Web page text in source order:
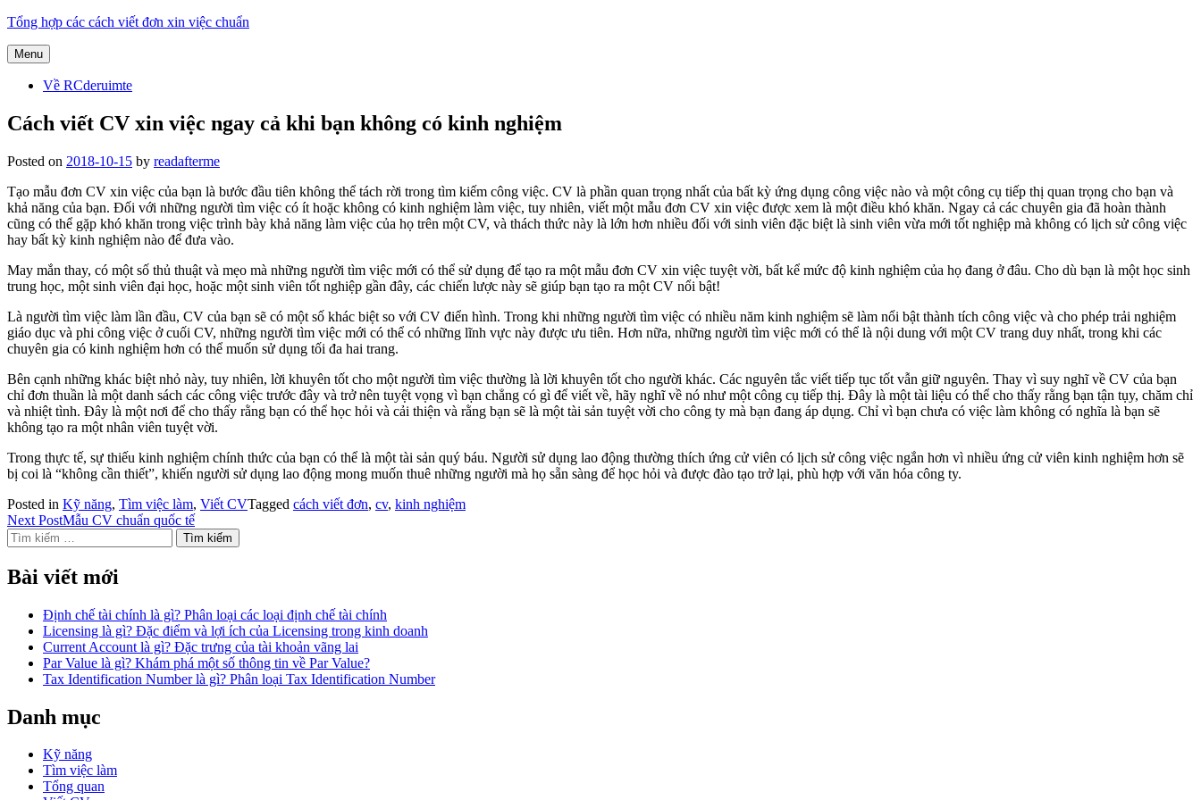
Skip
content
Tổng hợp các cách viết đơn xin việc chuẩn
Menu
Về RCderuimte
Cách viết CV xin việc ngay cả khi bạn không có kinh nghiệm
Posted on 2018-10-15 by readafterme
Tạo mẫu đơn CV xin việc của bạn là bước đầu tiên không thể tách rời trong tìm kiếm công việc. CV là phần quan trọng nhất của bất kỳ ứng dụng công việc nào và một công cụ tiếp thị quan trọng cho bạn và
khả năng của bạn. Đối với những người tìm việc có ít hoặc không có kinh nghiệm làm việc, tuy nhiên, viết một mẫu đơn CV xin việc được xem là một điều khó khăn. Ngay cả các chuyên gia đã hoàn thành
cũng có thể gặp khó khăn trong việc trình bày khả năng làm việc của họ trên một CV, và thách thức này là lớn hơn nhiều đối với sinh viên đặc biệt là sinh viên vừa mới tốt nghiệp mà không có lịch sử công việc
hay bất kỳ kinh nghiệm nào để đưa vào.
May mắn thay, có một số thủ thuật và mẹo mà những người tìm việc mới có thể sử dụng để tạo ra một mẫu đơn CV xin việc tuyệt vời, bất kể mức độ kinh nghiệm của họ đang ở đâu. Cho dù bạn là một học sinh
trung học, một sinh viên đại học, hoặc một sinh viên tốt nghiệp gần đây, các chiến lược này sẽ giúp bạn tạo ra một CV nổi bật!
Là người tìm việc làm lần đầu, CV của bạn sẽ có một số khác biệt so với CV điển hình. Trong khi những người tìm việc có nhiều năm kinh nghiệm sẽ làm nổi bật thành tích công việc và cho phép trải nghiệm
giáo dục và phi công việc ở cuối CV, những người tìm việc mới có thể có những lĩnh vực này được ưu tiên. Hơn nữa, những người tìm việc mới có thể là nội dung với một CV trang duy nhất, trong khi các
chuyên gia có kinh nghiệm hơn có thể muốn sử dụng tối đa hai trang.
Bên cạnh những khác biệt nhỏ này, tuy nhiên, lời khuyên tốt cho một người tìm việc thường là lời khuyên tốt cho người khác. Các nguyên tắc viết tiếp tục tốt vẫn giữ nguyên. Thay vì suy nghĩ về CV của bạn
chỉ đơn thuần là một danh sách các công việc trước đây và trở nên tuyệt vọng vì bạn chẳng có gì để viết về, hãy nghĩ về nó như một công cụ tiếp thị. Đây là một tài liệu có thể cho thấy rằng bạn tận tụy, chăm chỉ
và nhiệt tình. Đây là một nơi để cho thấy rằng bạn có thể học hỏi và cải thiện và rằng bạn sẽ là một tài sản tuyệt vời cho công ty mà bạn đang áp dụng. Chỉ vì bạn chưa có việc làm không có nghĩa là bạn sẽ
không tạo ra một nhân viên tuyệt vời.
Trong thực tế, sự thiếu kinh nghiệm chính thức của bạn có thể là một tài sản quý báu. Người sử dụng lao động thường thích ứng cử viên có lịch sử công việc ngắn hơn vì nhiều ứng cử viên kinh nghiệm hơn sẽ
bị coi là “không cần thiết”, khiến người sử dụng lao động mong muốn thuê những người mà họ sẵn sàng để học hỏi và được đào tạo trở lại, phù hợp với văn hóa công ty.
Posted in Kỹ năng, Tìm việc làm, Viết CVTagged cách viết đơn, cv, kinh nghiệm
Điều
hướng
bài
Next PostMẫu CV chuẩn quốc tế
Tìm
kiếm
cho:
Bài viết mới
Định chế tài chính là gì? Phân loại các loại định chế tài chính
Licensing là gì? Đặc điểm và lợi ích của Licensing trong kinh doanh
Current Account là gì? Đặc trưng của tài khoản vãng lai
Par Value là gì? Khám phá một số thông tin về Par Value?
Tax Identification Number là gì? Phân loại Tax Identification Number
Danh mục
Kỹ năng
Tìm việc làm
Tổng quan